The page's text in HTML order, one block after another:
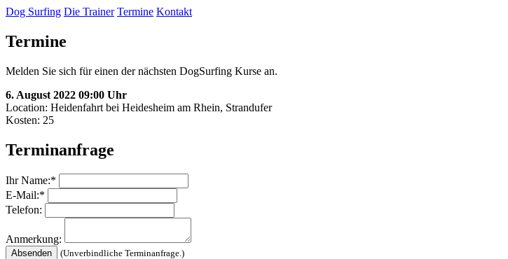
Dog Surfing Die Trainer Termine Kontakt
Termine
Melden Sie sich für einen der nächsten DogSurfing Kurse an.
6. August 2022 09:00 Uhr
Location: Heidenfahrt bei Heidesheim am Rhein, Strandufer
Kosten: 25
Terminanfrage
Ihr Name:*
E-Mail:*
Telefon:
Anmerkung:
(Unverbindliche Terminanfrage.)